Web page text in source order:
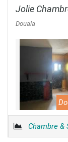
Jolie
Douala
Chambre &